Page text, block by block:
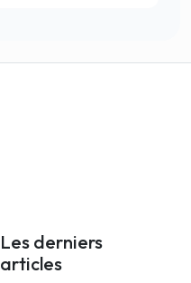
Les derniers
articles